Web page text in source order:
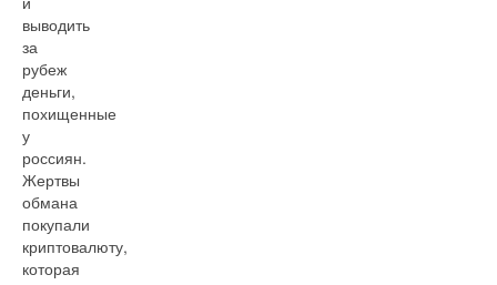
выводить
за
рубеж
деньги,
похищенные
у
россиян.
Жертвы
обмана
покупали
криптовалюту,
которая